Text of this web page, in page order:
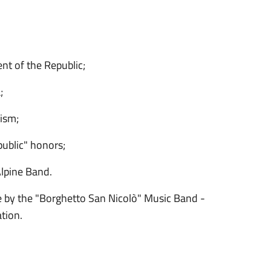
of the Republic;
honors;
Band.
the "Borghetto San Nicolò" Music Band -